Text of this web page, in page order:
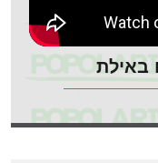
באילת